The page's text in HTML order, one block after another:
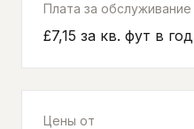
Плата за обслуживание
£7,15 за кв. фут в год
Цены от